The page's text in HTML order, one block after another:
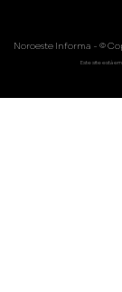
Noroeste Informa - ©
Este site está